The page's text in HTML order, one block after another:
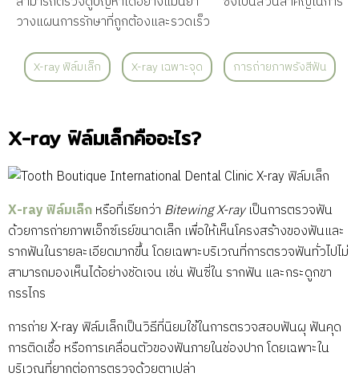
วางแผนการรักษาที่ถูกต้องและรวดเร็ว
X-ray ฟิล์มเล็ก X-ray เฉพาะจุด การถ่ายภาพรังสีฟัน
X-ray ฟิล์มเล็กคืออะไร?
X-ray ฟิล์มเล็กหรือที่เรียกว่า Bitewing X-rayเป็นการตรวจฟัน
ด้วยการถ่ายภาพเอ็กซ์เรย์ขนาดเล็ก เพื่อให้เห็นโครงสร้างของฟันและ
รากฟันในรายละเอียดมากขึ้น โดยเฉพาะบริเวณที่การตรวจฟันทั่วไปไม่
สามารถมองเห็นได้อย่างชัดเจน เช่น ฟันซี่ใน รากฟัน และกระดูกขา
กรรไกร
การถ่าย X-ray ฟิล์มเล็กเป็นวิธีที่นิยมใช้ในการตรวจสอบฟันผุ ฟันคุด
การติดเชื้อ หรือการเคลื่อนตัวของฟันภายในช่องปาก โดยเฉพาะใน
บริเวณที่ยากต่อการตรวจด้วยตาเปล่า